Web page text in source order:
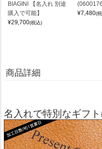
BIAGINI 【名入れ 別途
購入で可能】
¥29,700(税込)
¥7,480(
商品詳細
名入れで特別なギフ